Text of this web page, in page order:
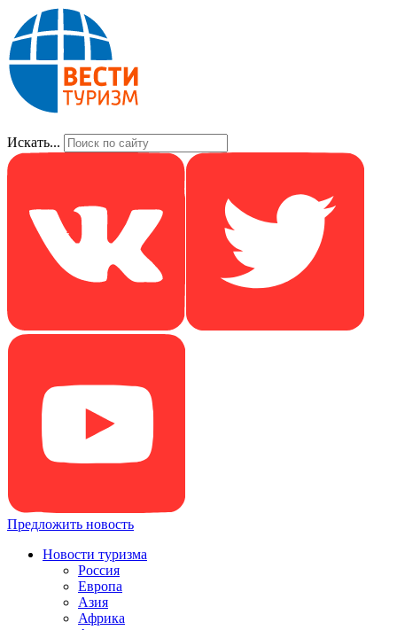
Искать...
Предложить новость
Новости туризма
Россия
Европа
Азия
Африка